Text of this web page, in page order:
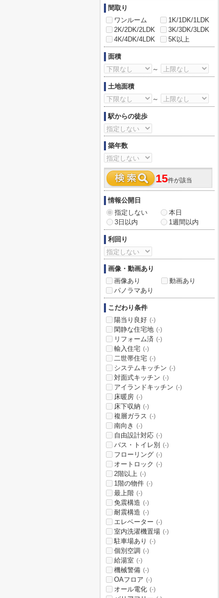
間取り
ワンルーム
1K/1DK/1LDK
2K/2DK/2LDK
3K/3DK/3LDK
4K/4DK/4LDK
5K以上
面積
～
土地面積
～
駅からの徒歩
築年数
15件が該当
情報公開日
指定しない
本日
3日以内
1週間以内
利回り
画像・動画あり
画像あり
動画あり
パノラマあり
こだわり条件
陽当り良好 (-)
閑静な住宅地 (-)
リフォーム済 (-)
輸入住宅 (-)
二世帯住宅 (-)
システムキッチン (-)
対面式キッチン (-)
アイランドキッチン (-)
床暖房 (-)
床下収納 (-)
複層ガラス (-)
南向き (-)
自由設計対応 (-)
バス・トイレ別 (-)
フローリング (-)
オートロック (-)
2階以上 (-)
1階の物件 (-)
最上階 (-)
免震構造 (-)
耐震構造 (-)
エレベーター (-)
室内洗濯機置場 (-)
駐車場あり (-)
個別空調 (-)
給湯室 (-)
機械警備 (-)
OAフロア (-)
オール電化 (-)